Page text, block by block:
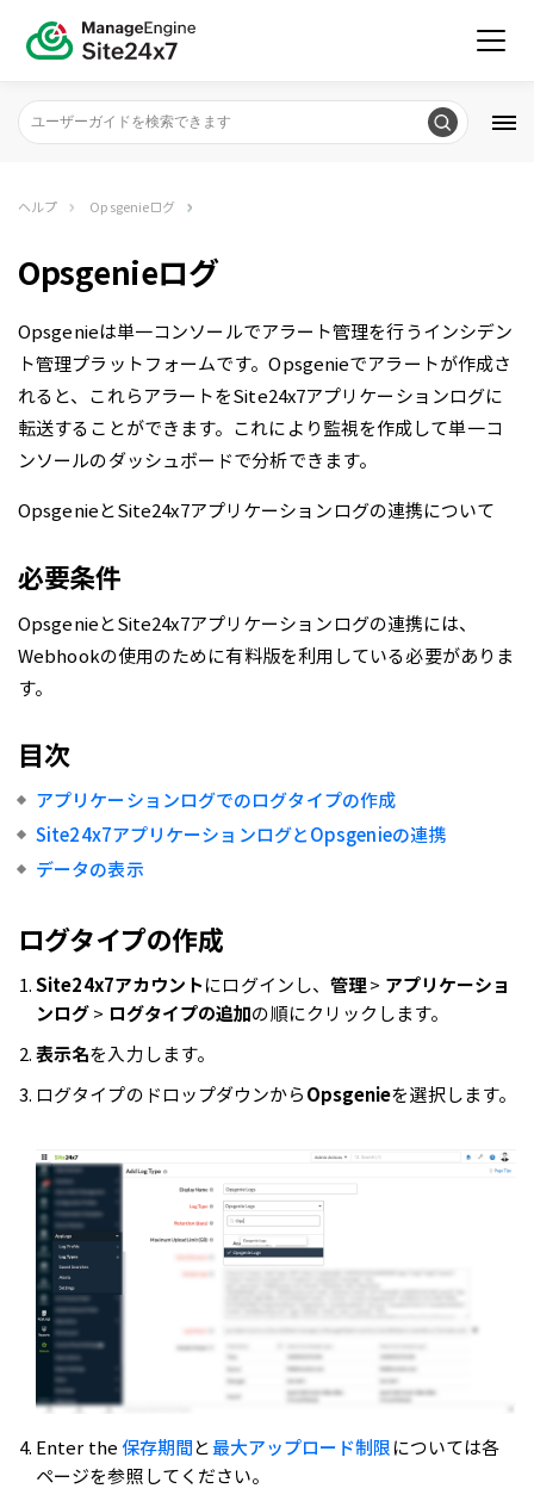
ヘルプ Opsgenieログ
Opsgenieログ
Opsgenieは単一コンソールでアラート管理を行うインシデン
ト管理プラットフォームです。Opsgenieでアラートが作成さ
れると、これらアラートをSite24x7アプリケーションログに
転送することができます。これにより監視を作成して単一コ
ンソールのダッシュボードで分析できます。
OpsgenieとSite24x7アプリケーションログの連携について
必要条件
OpsgenieとSite24x7アプリケーションログの連携には、
Webhookの使用のために有料版を利用している必要がありま
す。
目次
アプリケーションログでのログタイプの作成
Site24x7アプリケーションログとOpsgenieの連携
データの表示
ログタイプの作成
Site24x7アカウントにログインし、管理> アプリケーショ
ンログ> ログタイプの追加の順にクリックします。
表示名を入力します。
ログタイプのドロップダウンからOpsgenieを選択します。
Enter the保存期間と最大アップロード制限については各
ページを参照してください。